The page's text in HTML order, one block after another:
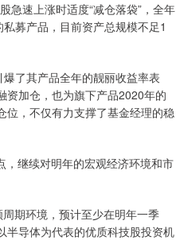
急速上涨时适度“减仓落袋”，全年
募产品，目前资产总规模不足1
了其产品全年的靓丽收益率表
资加仓，也为旗下产品2020年的
位，不仅有力支撑了基金经理的稳
继续对明年的宏观经济环境和市
期环境，预计至少在明年一季
半导体为代表的优质科技股投资机